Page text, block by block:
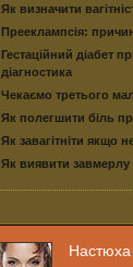
Як визначити
Прееклампсія:
Гестаційний діабет
діагностика
Чекаємо третього
Як полегшити біль
Як завагітніти якщо
Як виявити завмерлу
Настюха